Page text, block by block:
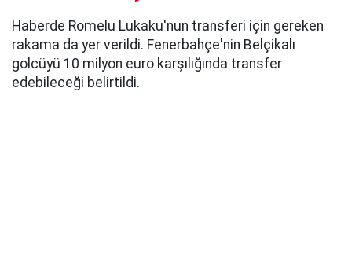
Haberde Romelu Lukaku'nun transferi için gereken
rakama da yer verildi. Fenerbahçe'nin Belçikalı
golcüyü 10 milyon euro karşılığında transfer
edebileceği belirtildi.